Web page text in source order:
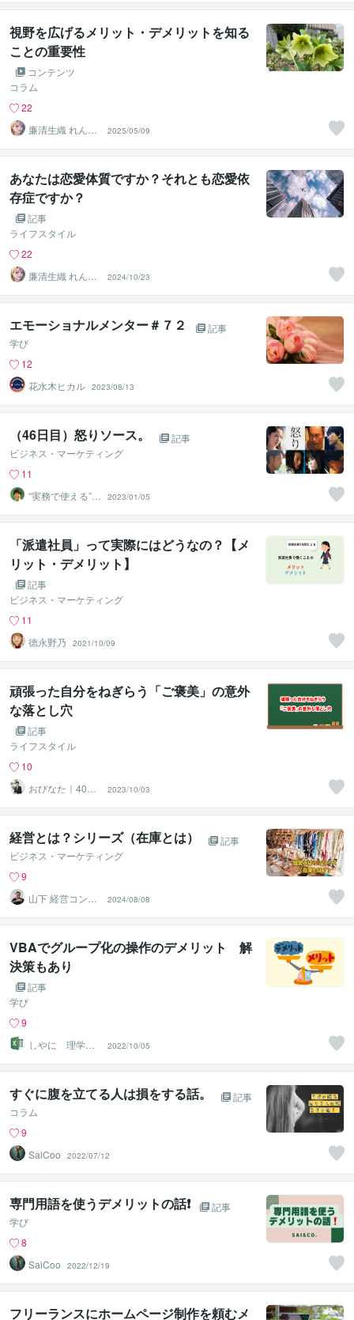
視野を広げるメリット・デメリットを知る
ことの重要性
コンテンツ
コラム
22
廉清生織 れんせ
い さき
2025/05/09
あなたは恋愛体質ですか？それとも恋愛依
存症ですか？
記事
ライフスタイル
22
廉清生織 れんせ
い さき
2024/10/23
エモーショナルメンター＃７２
記事
学び
12
花水木ヒカル 2023/08/13
（46日目）怒りソース。
記事
ビジネス・マーケティング
11
“実務で使える”改
善パートナー／
かめきち
2023/01/05
「派遣社員」って実際にはどうなの？【メ
リット・デメリット】
記事
ビジネス・マーケティング
11
德永野乃
2021/10/09
頑張った自分をねぎらう「ご褒美」の意外
な落とし穴
記事
ライフスタイル
10
おびなた｜40
代・50代の就活
サポーター
2023/10/03
経営とは？シリーズ（在庫とは）
記事
ビジネス・マーケティング
9
山下 経営コンサ
ル／コーチ
2024/08/08
VBAでグループ化の操作のデメリット 解
決策もあり
記事
学び
9
しやに 理学療
法士
2022/10/05
すぐに腹を立てる人は損をする話。
記事
コラム
9
SaiCoo
2022/07/12
専門用語を使うデメリットの話❗️
記事
学び
8
SaiCoo
2022/12/19
フリーランスにホームページ制作を頼むメ